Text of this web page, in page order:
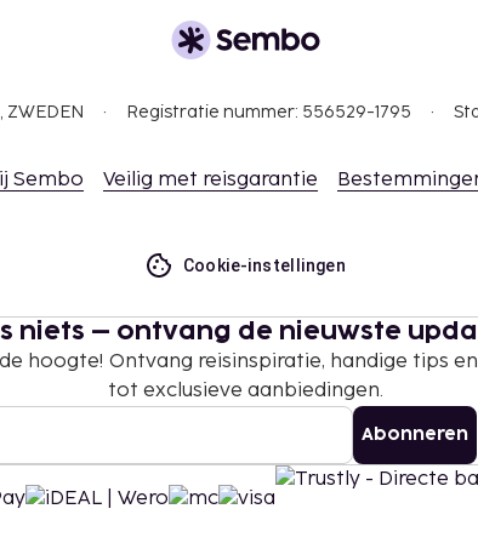
afhankelijk van
ZWEDEN Registratie nummer: 556529-1795
Sembo Veilig met reisgarantie
Cookie-instellingen
niets – ontvang de nieuwste
hoogte! Ontvang reisinspiratie, handige tips
tot exclusieve aanbiedingen.
Abonneren